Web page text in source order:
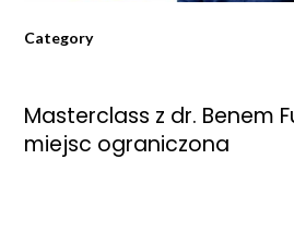
Category
Masterclass z dr. Benem
miejsc ograniczona